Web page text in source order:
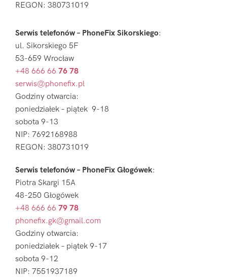
REGON: 380731019
Serwis telefonów – PhoneFix Sikorskiego:
ul. Sikorskiego 5F
53-659 Wrocław
+48 666 66 76 78
serwis@phonefix.pl
Godziny otwarcia:
poniedziałek – piątek 9-18
sobota 9-13
NIP: 7692168988
REGON: 380731019
Serwis telefonów – PhoneFix Głogówek:
Piotra Skargi 15A
48-250 Głogówek
+48 666 66 79 78
phonefix.gk@gmail.com
Godziny otwarcia:
poniedziałek – piątek 9-17
sobota 9-12
NIP: 7551937189